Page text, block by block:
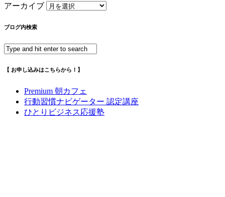
アーカイブ
ブログ内検索
【 お申し込みはこちらから！】
Premium 朝カフェ
行動習慣ナビゲーター 認定講座
ひとりビジネス応援塾